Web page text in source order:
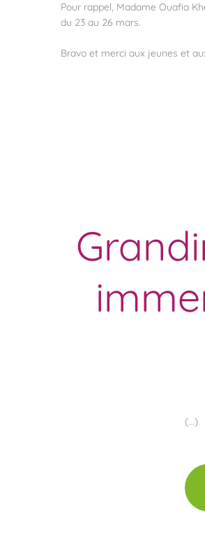
Pour rappel, Madame Ouafia
du 23 au 26 mars.
Bravo et merci aux jeunes et
(...)